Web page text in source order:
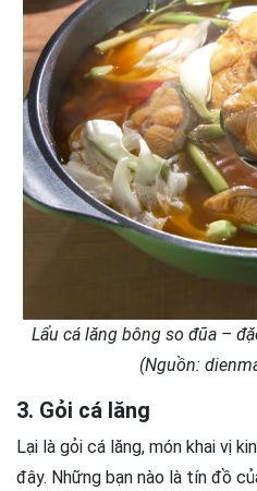
Lẩu cá lăng bông so đũa –
(Nguồn:
3. Gỏi cá lăng
Lại là gỏi cá lăng, món khai vị
đây. Những bạn nào là tín đồ